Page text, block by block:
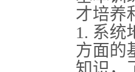
才培养
1. 系统
方面的